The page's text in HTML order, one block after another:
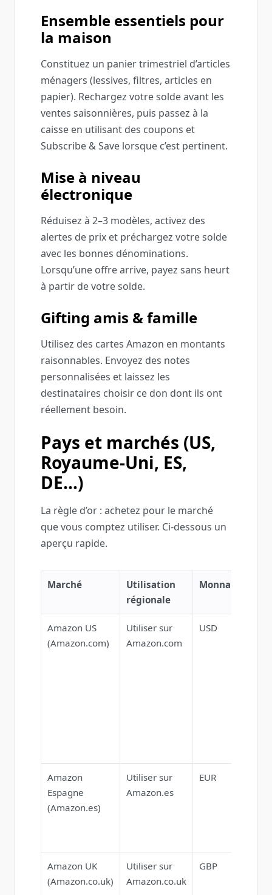
Ensemble essentiels pour
la maison
Constituez un panier trimestriel d’articles
ménagers (lessives, filtres, articles en
papier). Rechargez votre solde avant les
ventes saisonnières, puis passez à la
caisse en utilisant des coupons et
Subscribe & Save lorsque c’est pertinent.
Mise à niveau
électronique
Réduisez à 2–3 modèles, activez des
alertes de prix et préchargez votre solde
avec les bonnes dénominations.
Lorsqu’une offre arrive, payez sans heurt
à partir de votre solde.
Gifting amis & famille
Utilisez des cartes Amazon en montants
raisonnables. Envoyez des notes
personnalisées et laissez les
destinataires choisir ce don dont ils ont
réellement besoin.
Pays et marchés (US,
Royaume‑Uni, ES,
DE…)
La règle d’or : achetez pour le marché
que vous comptez utiliser. Ci‑dessous un
aperçu rapide.
Marché
Utilisation
régionale
Monnaie
Amazon US
(Amazon.com)
Utiliser sur
Amazon.com
USD
Amazon
Espagne
(Amazon.es)
Utiliser sur
Amazon.es
EUR
Amazon UK
(Amazon.co.uk)
Utiliser sur
Amazon.co.uk
GBP